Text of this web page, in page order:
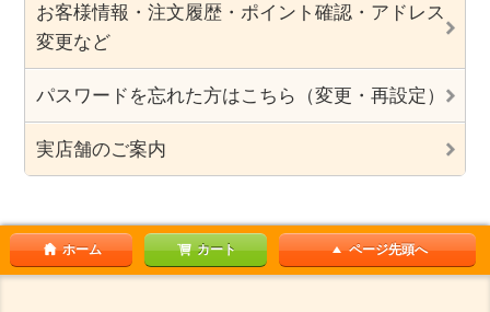
お客様情報・注文履歴・ポイント確認・アドレス
変更など
パスワードを忘れた方はこちら（変更・再設定）
実店舗のご案内
ホーム カート ページ先頭へ